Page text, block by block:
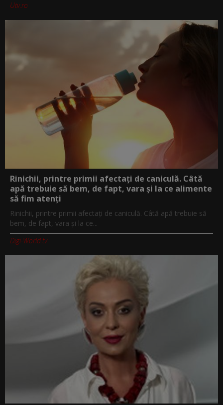
Utv.ro
Rinichii, printre primii afectați de caniculă. Câtă
apă trebuie să bem, de fapt, vara și la ce alimente
să fim atenți
Rinichii, printre primii afectați de caniculă. Câtă apă trebuie să
bem, de fapt, vara și la ce...
Digi-World.tv